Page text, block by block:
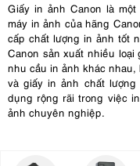
Giấy in ảnh Canon là
máy in ảnh của hãng
cấp chất lượng in ảnh tốt
Canon sản xuất nhiều
nhu cầu in ảnh khác
và giấy in ảnh chất
dụng rộng rãi trong việc
ảnh chuyên nghiệp.
Ưu điểm của giấy in